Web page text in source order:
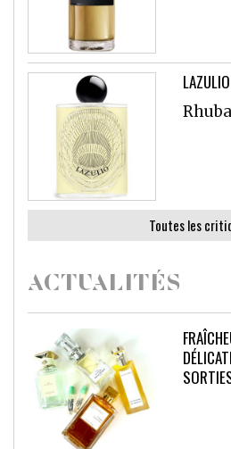
Toutes les
ACTUALITÉS